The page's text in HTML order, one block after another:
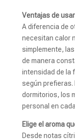
Ventajas de
A diferencia de
necesitan calor
simplemente,
de manera
intensidad de la
según prefieras.
dormitorios, los
personal en
Elige el aroma
Desde notas